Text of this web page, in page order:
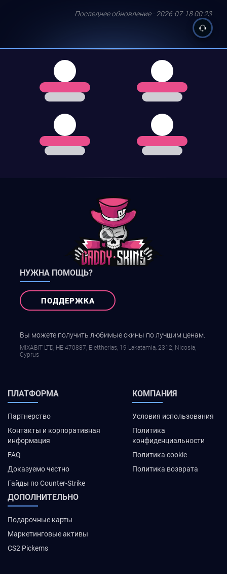
Последнее обновление - 2026-07-18 00:23
НУЖНА ПОМОЩЬ?
ПОДДЕРЖКА
Вы можете получить любимые скины по лучшим ценам.
MIXABIT LTD, ΗΕ 470887, Elettherias, 19 Lakatamia, 2312, Nicosia,
Cyprus
ПЛАТФОРМА
Партнерство
Контакты и корпоративная
информация
FAQ
Доказуемо честно
Гайды по Counter-Strike
КОМПАНИЯ
Условия использования
Политика
конфиденциальности
Политика cookie
Политика возврата
ДОПОЛНИТЕЛЬНО
Подарочные карты
Маркетинговые активы
CS2 Pickems